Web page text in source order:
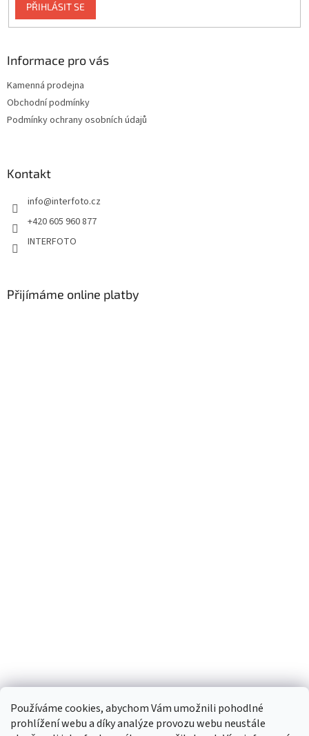
Používáme cookies, abychom Vám umožnili pohodlné
prohlížení webu a díky analýze provozu webu neustále
PŘIHLÁSIT SE
Informace pro vás
Kamenná prodejna
Obchodní podmínky
Podmínky ochrany osobních údajů
Kontakt
info@interfoto.cz
+420 605 960 877
INTERFOTO
Přijímáme online platby